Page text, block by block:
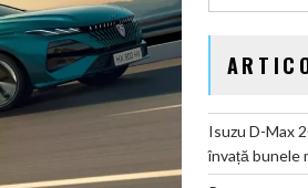
Isuzu D-Max
învață bunele